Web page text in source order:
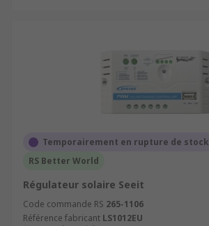
Temporairement en rupture de stock
RS Better World
Régulateur solaire Seeit
Code commande RS 265-1106
Référence fabricant LS1012EU